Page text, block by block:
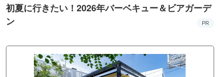
初夏に行きたい！2026年バーベキュー＆ビアガーデ
ン
PR